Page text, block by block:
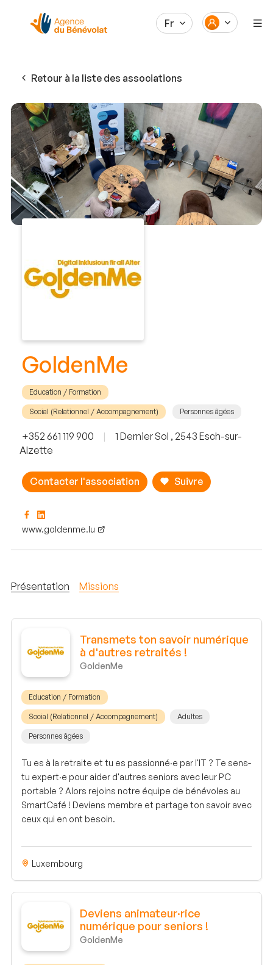
Fr
Retour à la liste des associations
GoldenMe
Education / Formation
Social (Relationnel / Accompagnement) Personnes âgées
+352 661 119 900 |
1 Dernier Sol , 2543 Esch-sur-
Alzette
Contacter l'association Suivre
www.goldenme.lu
Présentation Missions
Transmets ton savoir numérique
à d'autres retraités !
GoldenMe
Education / Formation
Social (Relationnel / Accompagnement) Adultes
Personnes âgées
Tu es à la retraite et tu es passionné·e par l'IT ? Te sens-
tu expert·e pour aider d'autres seniors avec leur PC
portable ? Alors rejoins notre équipe de bénévoles au
SmartCafé ! Deviens membre et partage ton savoir avec
ceux qui en ont besoin.
Luxembourg
Deviens animateur·rice
numérique pour seniors !
GoldenMe